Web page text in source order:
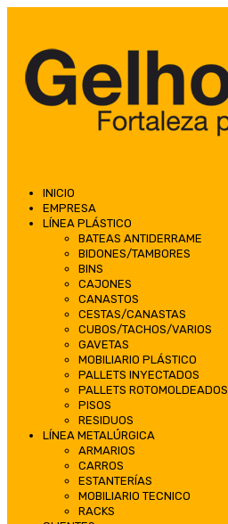
INICIO
EMPRESA
LÍNEA PLÁSTICO
BATEAS ANTIDERRAME
BIDONES/TAMBORES
BINS
CAJONES
CANASTOS
CESTAS/CANASTAS
CUBOS/TACHOS/VARIOS
GAVETAS
MOBILIARIO PLÁSTICO
PALLETS INYECTADOS
PALLETS ROTOMOLDEADOS
PISOS
RESIDUOS
LÍNEA METALÚRGICA
ARMARIOS
CARROS
ESTANTERÍAS
MOBILIARIO TECNICO
RACKS